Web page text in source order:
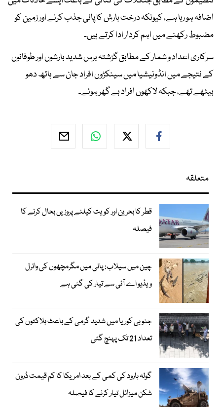
اضافہ ہو رہا ہے، کیونکہ درخت بارش کا پانی جذب کرنے اور زمین کو
مضبوط رکھنے میں اہم کردار ادا کرتے ہیں۔
سرکاری اعداد و شمار کے مطابق گزشتہ برس شدید بارشوں اور طوفانوں
کے نتیجے میں انڈونیشیا میں سینکڑوں افراد جان سے ہاتھ دھو
بیٹھے تھے، جبکہ لاکھوں افراد بے گھر ہوئے۔
متعلقہ
قطر کا بحرین اور کویت کیلئے پروزیں بحال کرنے کا
فیصلہ
چین میں سیلاب: پانی میں مگرمچھوں کی وائرل
ویڈیو اے آئی سے تیار کی گئی ہے
جنوبی کوریا میں شدید گرمی کے باعث ہلاکتوں کی
تعداد 21 تک پہنچ گئی
گولہ بارود کی کمی کے بعد امریکا کا کم قیمت ڈرون
شکن میزائل تیار کرنے کا فیصلہ